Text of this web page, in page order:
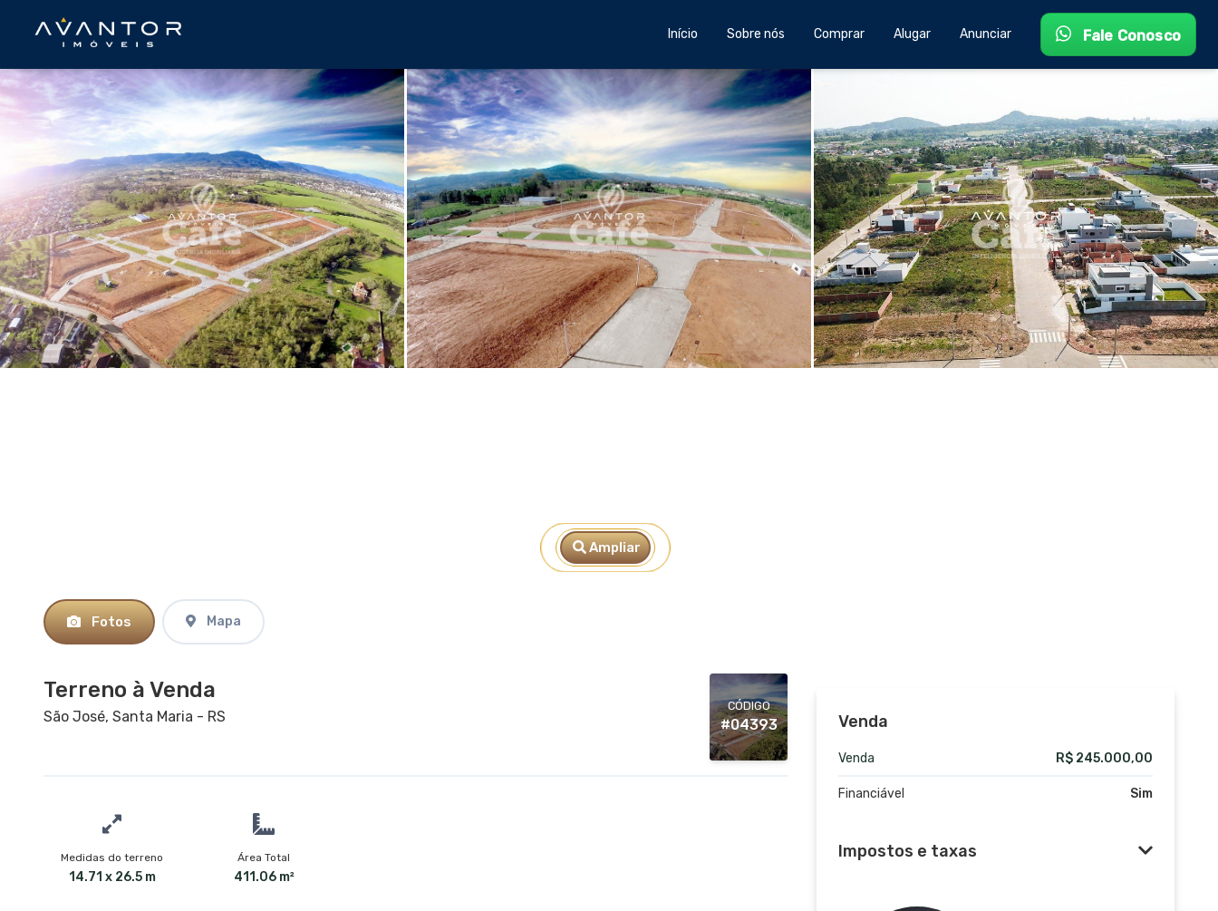
Início Sobre nós Comprar Alugar Anunciar Fale Conosco
Ampliar
Fotos Mapa
Terreno à Venda
São José, Santa Maria - RS
CÓDIGO
#04393
Medidas do terreno
14.71 x 26.5 m
Área Total
411.06 m²
Venda
Venda R$ 245.000,00
Financiável Sim
Impostos e taxas